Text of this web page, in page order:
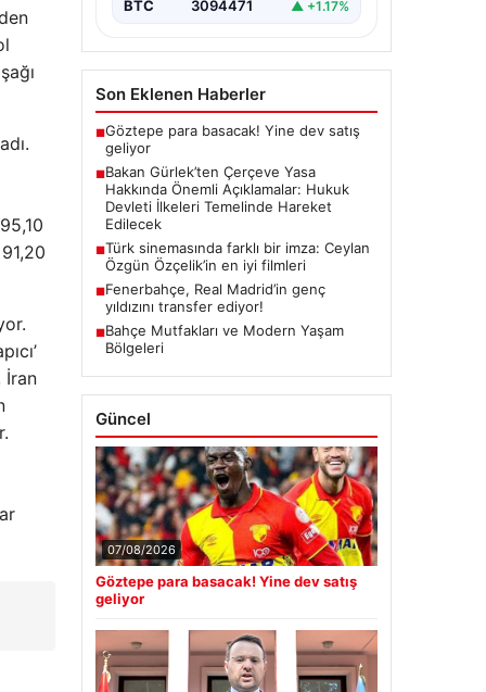
İran
başlatacak çerçeve yasanın
BTC 3094471 ▲ +1.17%
Son Eklenen Haberler
■Göztepe para basacak! Yine dev satış
geliyor
■Bakan Gürlek’ten Çerçeve Yasa
Hakkında Önemli Açıklamalar: Hukuk
Devleti İlkeleri Temelinde Hareket
Edilecek
■Türk sinemasında farklı bir imza: Ceylan
Özgün Özçelik’in en iyi filmleri
■Fenerbahçe, Real Madrid’in genç
yıldızını transfer ediyor!
■Bahçe Mutfakları ve Modern Yaşam
Bölgeleri
Güncel
07/08/2026
Göztepe para basacak! Yine dev satış
geliyor